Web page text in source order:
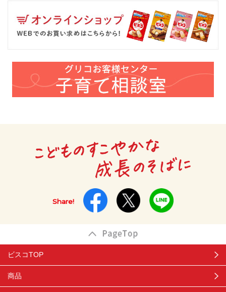
Share!
ビスコTOP
商品